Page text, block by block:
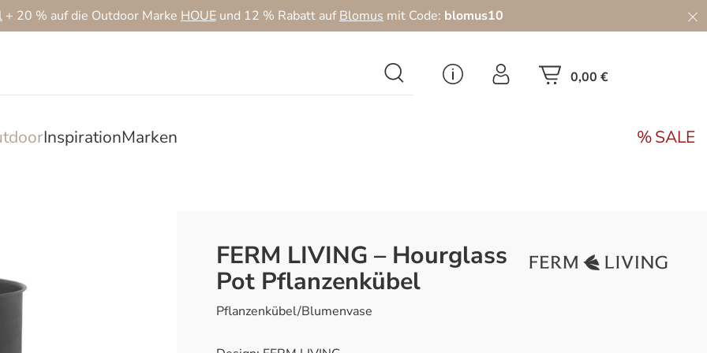
+ 20 % auf die Outdoor Marke HOUE und 12 % Rabatt aufBlomus mit Code: blomus10
0,00 €
InspirationMarken SALE
FERM LIVING – Hourglass
Pot Pflanzenkübel
Pflanzenkübel/Blumenvase